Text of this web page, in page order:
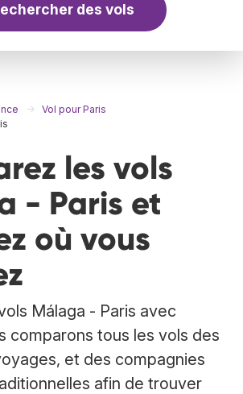
des vols
Vol pour Paris
les vols
- Paris et
où vous
Málaga - Paris avec
comparons tous les vols des
et des compagnies
afin de trouver